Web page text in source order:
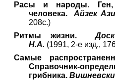
Расы и народы.
человека. Айзек
208с.)
Ритмы жизни.
Н.А. (1991, 2-е изд.,
Самые
Справочник-
грибника.